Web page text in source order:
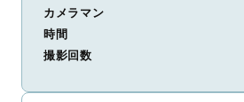
カメラマン
時間
撮影回数